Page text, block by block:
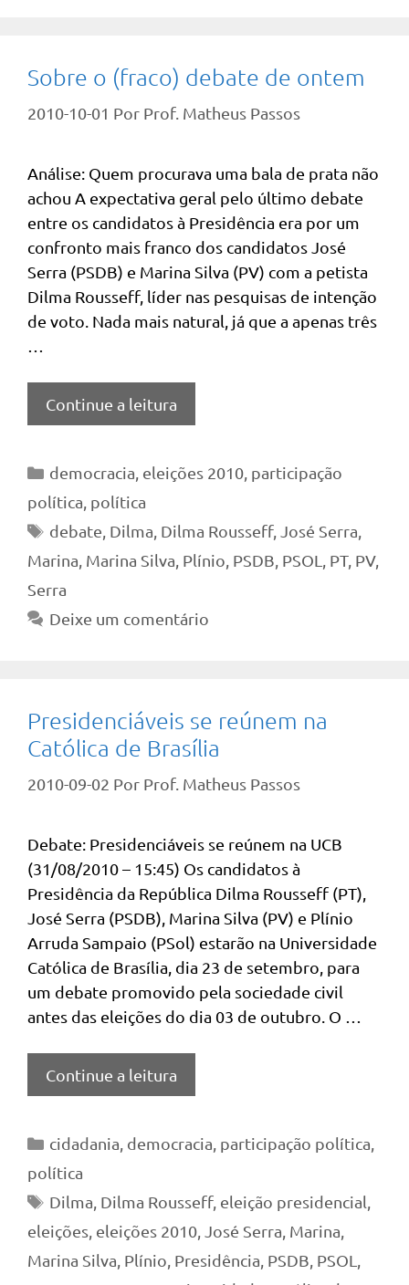
Sobre o (fraco) debate de ontem
2010-10-01 Por Prof. Matheus Passos
Análise: Quem procurava uma bala de prata não
achou A expectativa geral pelo último debate
entre os candidatos à Presidência era por um
confronto mais franco dos candidatos José
Serra (PSDB) e Marina Silva (PV) com a petista
Dilma Rousseff, líder nas pesquisas de intenção
de voto. Nada mais natural, já que a apenas três
Continue a leitura
Categorias
democracia eleições 2010, participação
política política
Tags
debate Dilma Dilma Rousseff, José Serra
Marina Marina Silva Plínio PSDB PSOL PT, PV,
Serra
Deixe um comentário
Presidenciáveis se reúnem na
Católica de Brasília
2010-09-02 Por Prof. Matheus Passos
Debate: Presidenciáveis se reúnem na UCB
(31/08/2010 – 15:45) Os candidatos à
Presidência da República Dilma Rousseff (PT),
José Serra (PSDB), Marina Silva (PV) e Plínio
Arruda Sampaio (PSol) estarão na Universidade
Católica de Brasília, dia 23 de setembro, para
um debate promovido pela sociedade civil
antes das eleições do dia 03 de outubro. O …
Continue a leitura
Categorias
cidadania democracia participação política
política
Tags
Dilma Dilma Rousseff, eleição presidencial
eleições eleições 2010 José Serra Marina
Marina Silva Plínio Presidência PSDB PSOL